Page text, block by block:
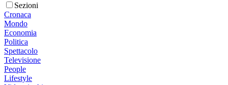
Sezioni
Cronaca
Mondo
Economia
Politica
Spettacolo
Televisione
People
Lifestyle